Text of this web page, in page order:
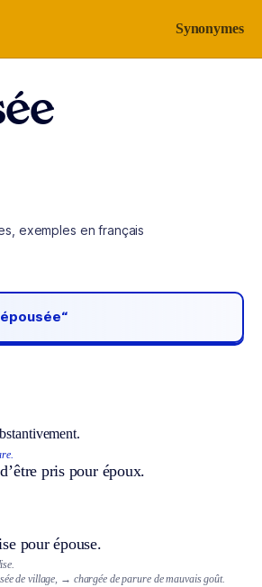
Synonymes
exemples en français
pris pour époux.
pour épouse.
de village, → chargée de parure de mauvais goût.